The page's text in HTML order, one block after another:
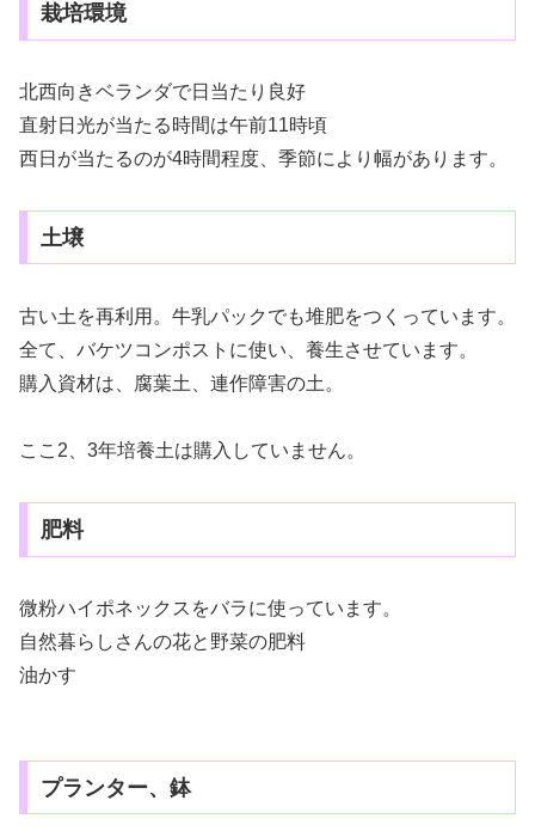
栽培環境
北西向きベランダで日当たり良好
直射日光が当たる時間は午前11時頃
西日が当たるのが4時間程度、季節により幅があります。
土壌
古い土を再利用。牛乳パックでも堆肥をつくっています。
全て、バケツコンポストに使い、養生させています。
購入資材は、腐葉土、連作障害の土。
ここ2、3年培養土は購入していません。
肥料
微粉ハイポネックスをバラに使っています。
自然暮らしさんの花と野菜の肥料
油かす
プランター、鉢